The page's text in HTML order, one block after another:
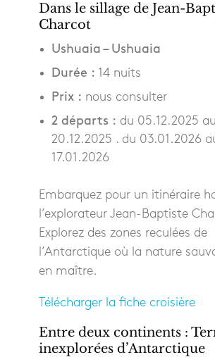
Dans le sillage de Jean-
Charcot
Ushuaia – Ushuaia
Durée : 14 nuits
Prix : nous consulter
2 départs : du 05.12.2025 au
20.12.2025 . du 03.01.2026
17.01.2026
Embarquez pour un itinéraire
l’explorateur Jean-Baptiste
Explorez des zones reculées de
l’Antarctique où la nature
en maître.
Télécharger la fiche croisière
Entre deux continents :
inexplorées d’Antarctique